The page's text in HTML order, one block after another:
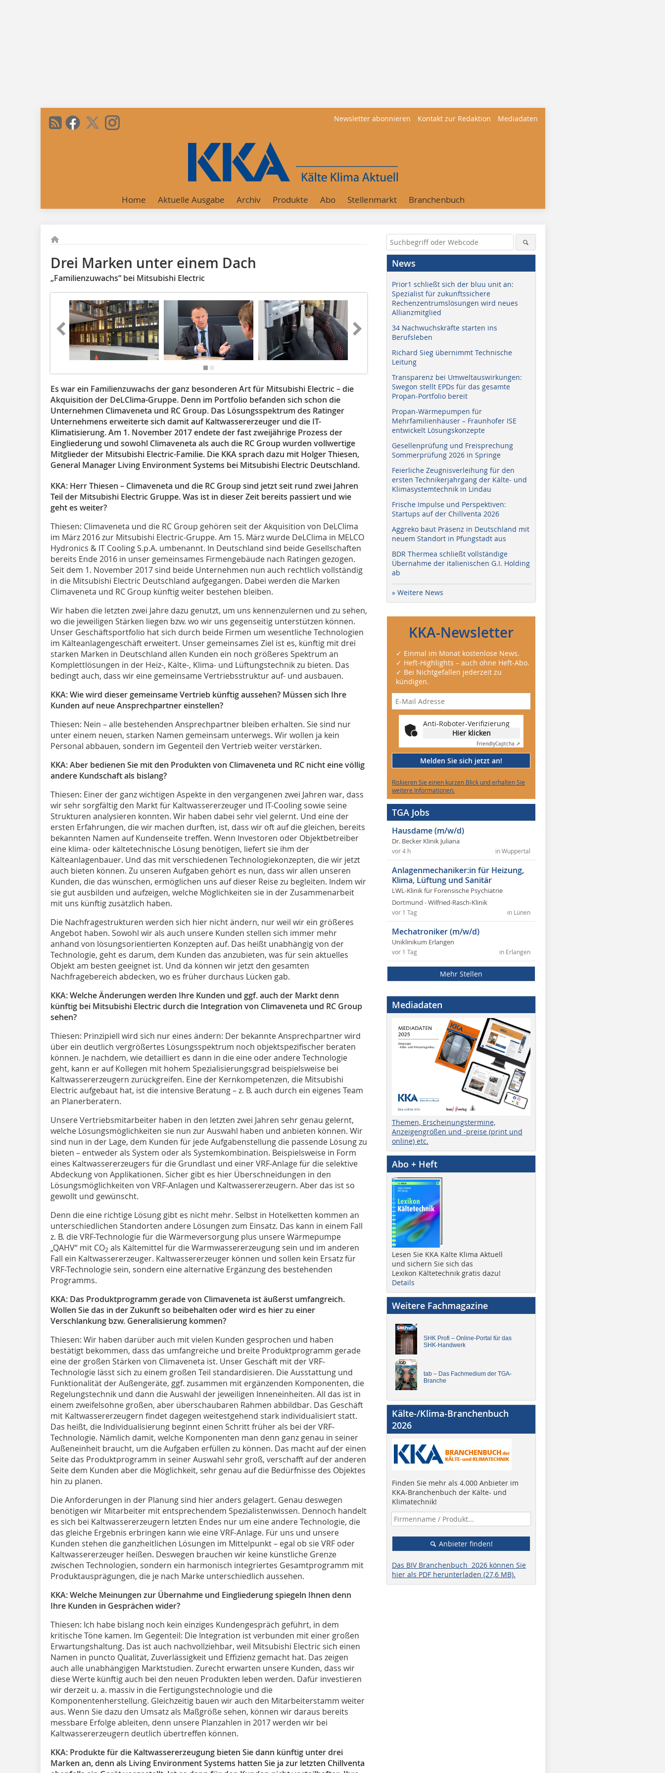
Newsletter abonnieren Kontakt zur Redaktion Mediadaten
Home Aktuelle Ausgabe Archiv Produkte Abo Stellenmarkt Branchenbuch
Drei Marken unter einem Dach
„Familienzuwachs“ bei Mitsubishi Electric
Es war ein Familienzuwachs der ganz besonderen Art für Mitsubishi Electric – die
Akquisition der DeLClima-Gruppe. Denn im Portfolio befanden sich schon die
Unternehmen Climaveneta und RC Group. Das Lösungsspektrum des Ratinger
Unternehmens erweiterte sich damit auf Kaltwassererzeuger und die IT-
Klimatisierung. Am 1. November 2017 endete der fast zweijährige Prozess der
Eingliederung und sowohl Climaveneta als auch die RC Group wurden vollwertige
Mitglieder der Mitsubishi Electric-Familie. Die KKA sprach dazu mit Holger Thiesen,
General Manager Living Environment Systems bei Mitsubishi Electric Deutschland.
KKA: Herr Thiesen – Climaveneta und die RC Group sind jetzt seit rund zwei Jahren
Teil der Mitsubishi Electric Gruppe. Was ist in dieser Zeit bereits passiert und wie
geht es weiter?
Thiesen: Climaveneta und die RC Group gehören seit der Akquisition von DeLClima
im März 2016 zur Mitsubishi Electric-Gruppe. Am 15. März wurde DeLClima in MELCO
Hydronics & IT Cooling S.p.A. umbenannt. In Deutschland sind beide Gesellschaften
bereits Ende 2016 in unser gemeinsames Firmengebäude nach Ratingen gezogen.
Seit dem 1. November 2017 sind beide Unternehmen nun auch rechtlich vollständig
in die Mitsubishi Electric Deutschland aufgegangen. Dabei werden die Marken
Climaveneta und RC Group künftig weiter bestehen bleiben.
Wir haben die letzten zwei Jahre dazu genutzt, um uns kennenzulernen und zu sehen,
wo die jeweiligen Stärken liegen bzw. wo wir uns gegenseitig unterstützen können.
Unser Geschäftsportfolio hat sich durch beide Firmen um wesentliche Technologien
im Kälteanlagengeschäft erweitert. Unser gemeinsames Ziel ist es, künftig mit drei
starken Marken in Deutschland allen Kunden ein noch größeres Spektrum an
Komplettlösungen in der Heiz-, Kälte-, Klima- und Lüftungstechnik zu bieten. Das
bedingt auch, dass wir eine gemeinsame Vertriebsstruktur auf- und ausbauen.
KKA: Wie wird dieser gemeinsame Vertrieb künftig aussehen? Müssen sich Ihre
Kunden auf neue Ansprechpartner einstellen?
Thiesen: Nein – alle bestehenden Ansprechpartner bleiben erhalten. Sie sind nur
unter einem neuen, starken Namen gemeinsam unterwegs. Wir wollen ja kein
Personal abbauen, sondern im Gegenteil den Vertrieb weiter verstärken.
KKA: Aber bedienen Sie mit den Produkten von Climaveneta und RC nicht eine völlig
andere Kundschaft als bislang?
Thiesen: Einer der ganz wichtigen Aspekte in den vergangenen zwei Jahren war, dass
wir sehr sorgfältig den Markt für Kaltwassererzeuger und IT-Cooling sowie seine
Strukturen analysieren konnten. Wir haben dabei sehr viel gelernt. Und eine der
ersten Erfahrungen, die wir machen durften, ist, dass wir oft auf die gleichen, bereits
bekannten Namen auf Kundenseite treffen. Wenn Investoren oder Objektbetreiber
eine klima- oder kältetechnische Lösung benötigen, liefert sie ihm der
Kälteanlagenbauer. Und das mit verschiedenen Technologiekonzepten, die wir jetzt
auch bieten können. Zu unseren Aufgaben gehört es nun, dass wir allen unseren
Kunden, die das wünschen, ermöglichen uns auf dieser Reise zu begleiten. Indem wir
sie gut ausbilden und aufzeigen, welche Möglichkeiten sie in der Zusammenarbeit
mit uns künftig zusätzlich haben.
Die Nachfragestrukturen werden sich hier nicht ändern, nur weil wir ein größeres
Angebot haben. Sowohl wir als auch unsere Kunden stellen sich immer mehr
anhand von lösungsorientierten Konzepten auf. Das heißt unabhängig von der
Technologie, geht es darum, dem Kunden das anzubieten, was für sein aktuelles
Objekt am besten geeignet ist. Und da können wir jetzt den gesamten
Nachfragebereich abdecken, wo es früher durchaus Lücken gab.
KKA: Welche Änderungen werden Ihre Kunden und ggf. auch der Markt denn
künftig bei Mitsubishi Electric durch die Integration von Climaveneta und RC Group
sehen?
Thiesen: Prinzipiell wird sich nur eines ändern: Der bekannte Ansprechpartner wird
über ein deutlich vergrößertes Lösungsspektrum noch objektspezifischer beraten
können. Je nachdem, wie detailliert es dann in die eine oder andere Technologie
geht, kann er auf Kollegen mit hohem Spezialisierungsgrad beispielsweise bei
Kaltwassererzeugern zurückgreifen. Eine der Kernkompetenzen, die Mitsubishi
Electric aufgebaut hat, ist die intensive Beratung – z. B. auch durch ein eigenes Team
an Planerberatern.
Unsere Vertriebsmitarbeiter haben in den letzten zwei Jahren sehr genau gelernt,
welche Lösungsmöglichkeiten sie nun zur Auswahl haben und anbieten können. Wir
sind nun in der Lage, dem Kunden für jede Aufgabenstellung die passende Lösung zu
bieten – entweder als System oder als Systemkombination. Beispielsweise in Form
eines Kaltwassererzeugers für die Grundlast und einer VRF-Anlage für die selektive
Abdeckung von Applikationen. Sicher gibt es hier Überschneidungen in den
Lösungsmöglichkeiten von VRF-Anlagen und Kaltwassererzeugern. Aber das ist so
gewollt und gewünscht.
Denn die eine richtige Lösung gibt es nicht mehr. Selbst in Hotelketten kommen an
unterschiedlichen Standorten andere Lösungen zum Einsatz. Das kann in einem Fall
z. B. die VRF-Technologie für die Wärmeversorgung plus unsere Wärmepumpe
„QAHV“ mit CO2 als Kältemittel für die Warmwassererzeugung sein und im anderen
Fall ein Kaltwassererzeuger. Kaltwassererzeuger können und sollen kein Ersatz für
VRF-Technologie sein, sondern eine alternative Ergänzung des bestehenden
Programms.
KKA: Das Produktprogramm gerade von Climaveneta ist äußerst umfangreich.
Wollen Sie das in der Zukunft so beibehalten oder wird es hier zu einer
Verschlankung bzw. Generalisierung kommen?
Thiesen: Wir haben darüber auch mit vielen Kunden gesprochen und haben
bestätigt bekommen, dass das umfangreiche und breite Produktprogramm gerade
eine der großen Stärken von Climaveneta ist. Unser Geschäft mit der VRF-
Technologie lässt sich zu einem großen Teil standardisieren. Die Ausstattung und
Funktionalität der Außengeräte, ggf. zusammen mit ergänzenden Komponenten, die
Regelungstechnik und dann die Auswahl der jeweiligen Inneneinheiten. All das ist in
einem zweifelsohne großen, aber überschaubaren Rahmen abbildbar. Das Geschäft
mit Kaltwassererzeugern findet dagegen weitestgehend stark individualisiert statt.
Das heißt, die Individualisierung beginnt einen Schritt früher als bei der VRF-
Technologie. Nämlich damit, welche Komponenten man denn ganz genau in seiner
Außeneinheit braucht, um die Aufgaben erfüllen zu können. Das macht auf der einen
Seite das Produktprogramm in seiner Auswahl sehr groß, verschafft auf der anderen
Seite dem Kunden aber die Möglichkeit, sehr genau auf die Bedürfnisse des Objektes
hin zu planen.
Die Anforderungen in der Planung sind hier anders gelagert. Genau deswegen
benötigen wir Mitarbeiter mit entsprechendem Spezialistenwissen. Dennoch handelt
es sich bei Kaltwassererzeugern letzten Endes nur um eine andere Technologie, die
das gleiche Ergebnis erbringen kann wie eine VRF-Anlage. Für uns und unsere
Kunden stehen die ganzheitlichen Lösungen im Mittelpunkt – egal ob sie VRF oder
Kaltwassererzeuger heißen. Deswegen brauchen wir keine künstliche Grenze
zwischen Technologien, sondern ein harmonisch integriertes Gesamtprogramm mit
Produktausprägungen, die je nach Marke unterschiedlich aussehen.
KKA: Welche Meinungen zur Übernahme und Eingliederung spiegeln Ihnen denn
Ihre Kunden in Gesprächen wider?
Thiesen: Ich habe bislang noch kein einziges Kundengespräch geführt, in dem
kritische Töne kamen. Im Gegenteil: Die Integration ist verbunden mit einer großen
Erwartungshaltung. Das ist auch nachvollziehbar, weil Mitsubishi Electric sich einen
Namen in puncto Qualität, Zuverlässigkeit und Effizienz gemacht hat. Das zeigen
auch alle unabhängigen Marktstudien. Zurecht erwarten unsere Kunden, dass wir
diese Werte künftig auch bei den neuen Produkten leben werden. Dafür investieren
wir derzeit u. a. massiv in die Fertigungstechnologie und die
Komponentenherstellung. Gleichzeitig bauen wir auch den Mitarbeiterstamm weiter
aus. Wenn Sie dazu den Umsatz als Maßgröße sehen, können wir daraus bereits
messbare Erfolge ableiten, denn unsere Planzahlen in 2017 werden wir bei
Kaltwassererzeugern deutlich übertreffen können.
KKA: Produkte für die Kaltwassererzeugung bieten Sie dann künftig unter drei
Marken an, denn als Living Environment Systems hatten Sie ja zur letzten Chillventa
News
Prior1 schließt sich der bluu unit an:
Spezialist für zukunftssichere
Rechenzentrumslösungen wird neues
Allianzmitglied
34 Nachwuchskräfte starten ins
Berufsleben
Richard Sieg übernimmt Technische
Leitung
Transparenz bei Umweltauswirkungen:
Swegon stellt EPDs für das gesamte
Propan-Portfolio bereit
Propan-Wärmepumpen für
Mehrfamilienhäuser – Fraunhofer ISE
entwickelt Lösungskonzepte
Gesellenprüfung und Freisprechung
Sommerprüfung 2026 in Springe
Feierliche Zeugnisverleihung für den
ersten Technikerjahrgang der Kälte- und
Klimasystemtechnik in Lindau
Frische Impulse und Perspektiven:
Startups auf der Chillventa 2026
Aggreko baut Präsenz in Deutschland mit
neuem Standort in Pfungstadt aus
BDR Thermea schließt vollständige
Übernahme der italienischen G.I. Holding
ab
» Weitere News
KKA-Newsletter
✓ Einmal im Monat kostenlose News.
✓ Heft-Highlights – auch ohne Heft-Abo.
✓ Bei Nichtgefallen jederzeit zu
kündigen.
Anti-Roboter-Verifizierung
Hier klicken
FriendlyCaptcha ⇗
Melden Sie sich jetzt an!
Riskieren Sie einen kurzen Blick und erhalten Sie
weitere Informationen.
TGA Jobs
Hausdame (m/w/d)
Dr. Becker Klinik Juliana
in Wuppertal
vor 4 h
Anlagenmechaniker:in für Heizung,
Klima, Lüftung und Sanitär
LWL-Klinik für Forensische Psychiatrie
Dortmund - Wilfried-Rasch-Klinik
in Lünen
vor 1 Tag
Mechatroniker (m/w/d)
Uniklinikum Erlangen
in Erlangen
vor 1 Tag
Mehr Stellen
Mediadaten
Themen, Erscheinungstermine,
Anzeigengrößen und -preise (print und
online) etc.
Abo + Heft
Lesen Sie KKA Kälte Klima Aktuell
und sichern Sie sich das
Lexikon Kältetechnik gratis dazu!
Details
Weitere Fachmagazine
SHK Profi – Online-Portal für das
SHK-Handwerk
tab – Das Fachmedium der TGA-
Branche
Kälte-/Klima-Branchenbuch
2026
Finden Sie mehr als 4.000 Anbieter im
KKA-Branchenbuch der Kälte- und
Klimatechnik!
Anbieter finden!
Das BIV Branchenbuch 2026 können Sie
hier als PDF herunterladen (27,6 MB).